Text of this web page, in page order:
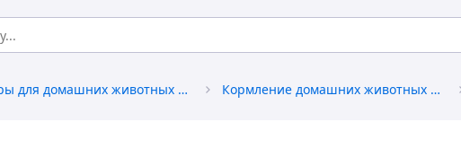
Товары для домашних животных и птиц Кормление домашних животных и птиц